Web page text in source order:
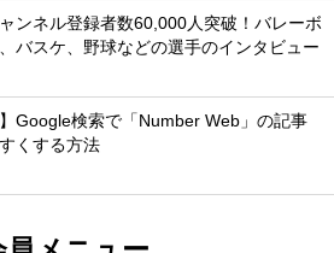
ンネル登録者数60,000人突破！バレーボ
バスケ、野球などの選手のインタビュー
】Google検索で「Number Web」の記事
くする方法